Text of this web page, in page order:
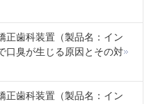
正歯科装置（製品名：イン
口臭が生じる原因とその対
正歯科装置（製品名：イン